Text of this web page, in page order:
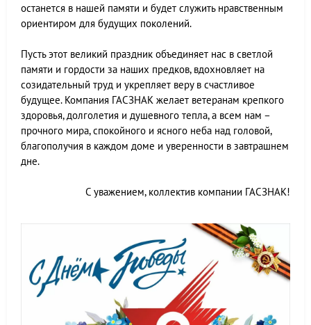
останется в нашей памяти и будет служить нравственным
ориентиром для будущих поколений.
Пусть этот великий праздник объединяет нас в светлой
памяти и гордости за наших предков, вдохновляет на
созидательный труд и укрепляет веру в счастливое
будущее. Компания ГАСЗНАК желает ветеранам крепкого
здоровья, долголетия и душевного тепла, а всем нам –
прочного мира, спокойного и ясного неба над головой,
благополучия в каждом доме и уверенности в завтрашнем
дне.
С уважением, коллектив компании ГАСЗНАК!